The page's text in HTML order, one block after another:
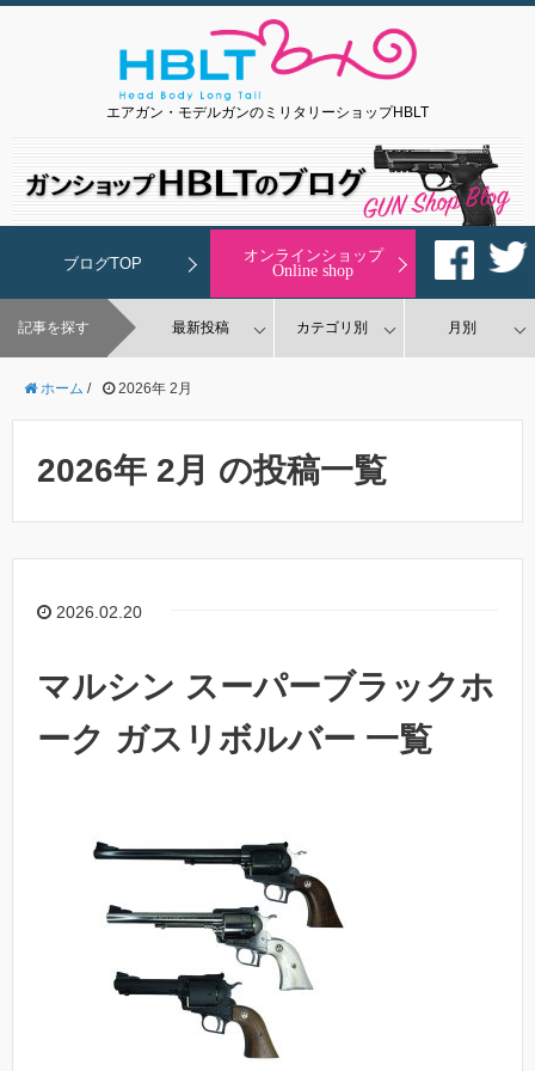
エアガン・モデルガンのミリタリーショップHBLT
ブログTOP
オンラインショップ
Online shop
記事を探す 最新投稿 カテゴリ別 月別
ホーム / 2026年 2月
2026年 2月 の投稿一覧
2026.02.20
マルシン スーパーブラックホ
ーク ガスリボルバー 一覧